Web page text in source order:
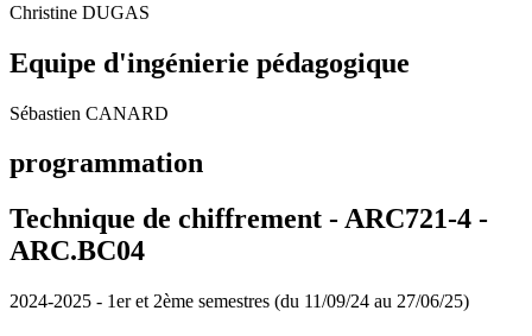
Christine DUGAS
Equipe d'ingénierie pédagogique
Sébastien CANARD
programmation
Technique de chiffrement - ARC721-4 -
ARC.BC04
2024-2025 - 1er et 2ème semestres (du 11/09/24 au 27/06/25)